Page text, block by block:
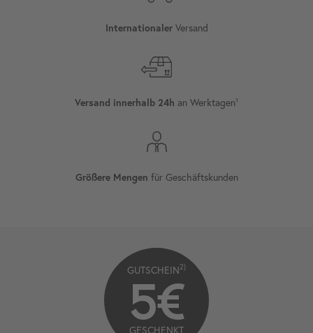
InternationalerVersand
Versand innerhalb 24h an Werktagen¹
Größere Mengen für Geschäftskunden
GUTSCHEIN2)
5€
GESCHENKT